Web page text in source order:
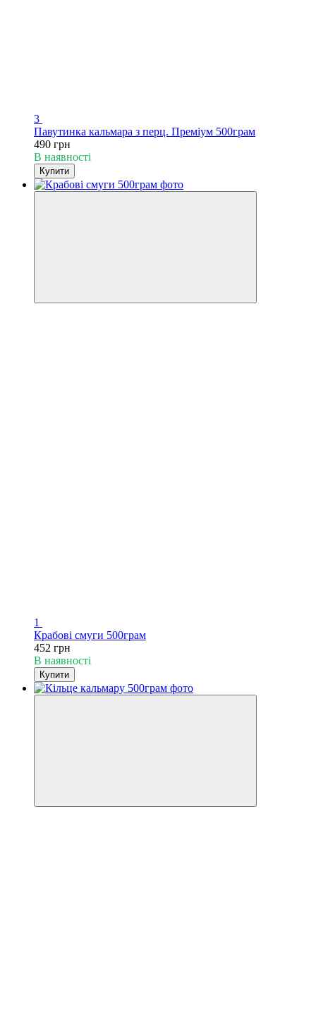
3
Павутинка кальмара з перц. Преміум 500грам
490 грн
В наявності
Купити
1
Крабові смуги 500грам
452 грн
В наявності
Купити